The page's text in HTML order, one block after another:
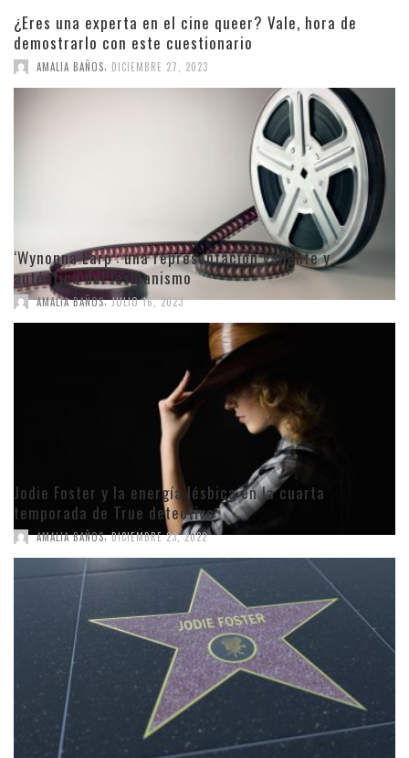
¿Eres una experta en el cine queer? Vale, hora de
demostrarlo con este cuestionario
AMALIA BAÑOS DICIEMBRE 27, 2023
‘Wynonna Earp’: una representación valiente y
auténtica del lesbianismo
AMALIA BAÑOS, JULIO 16, 2023
Jodie Foster y la energía lésbica en la cuarta
temporada de True detective
AMALIA BAÑOS, DICIEMBRE 23, 2022